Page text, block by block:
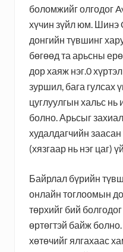
боломжийг олгодог
хүчин зүйл юм. Шинэ
донгийн түвшинг
бөгөөд та арьсны
дор хаяж нэг.0
зуршил, бага гулсах
цуглуулгын хальс нь
болно. Арьсыг
худалдагчийн
(хязгаар нь нэг цаг)
Байрлал бүрийн
онлайн тоглоомын
төрхийг бий
өртөгтэй байж
хөтөчийг ялгахаас